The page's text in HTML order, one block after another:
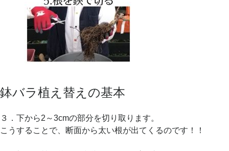
鉢バラ植え替えの基本
３．下から2～3cmの部分を切り取ります。
こうすることで、断面から太い根が出てくるのです！！